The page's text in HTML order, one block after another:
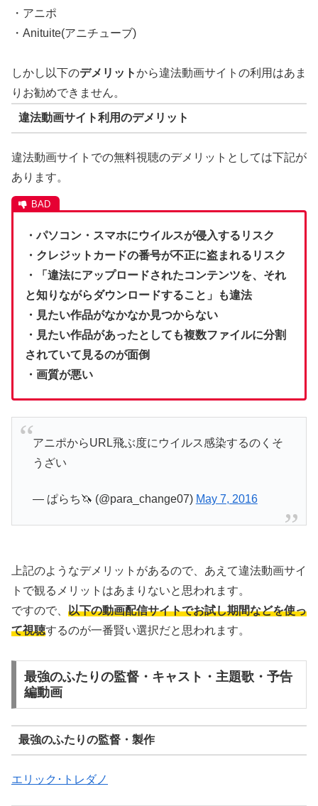
・アニポ
・Anituite(アニチューブ)
しかし以下のデメリットから違法動画サイトの利用はあま
りお勧めできません。
違法動画サイト利用のデメリット
違法動画サイトでの無料視聴のデメリットとしては下記が
あります。
・パソコン・スマホにウイルスが侵入するリスク
・クレジットカードの番号が不正に盗まれるリスク
・「違法にアップロードされたコンテンツを、それ
と知りながらダウンロードすること」も違法
・見たい作品がなかなか見つからない
・見たい作品があったとしても複数ファイルに分割
されていて見るのが面倒
・画質が悪い
アニポからURL飛ぶ度にウイルス感染するのくそ
うざい
— ぱらち🦄 (@para_change07) May 7, 2016
上記のようなデメリットがあるので、あえて違法動画サイ
トで観るメリットはあまりないと思われます。
ですので、 以下の動画配信サイトでお試し期間などを使っ
て視聴するのが一番賢い選択だと思われます。
最強のふたりの監督・キャスト・主題歌・予告
編動画
最強のふたりの監督・製作
エリック･トレダノ